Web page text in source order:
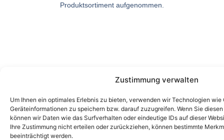
Zustimmung verwalten
Um Ihnen ein optimales Erlebnis zu bieten, verwenden wir Technologien wie
Geräteinformationen zu speichern bzw. darauf zuzugreifen. Wenn Sie
können wir Daten wie das Surfverhalten oder eindeutige IDs auf dieser
Ihre Zustimmung nicht erteilen oder zurückziehen, können bestimmte
beeinträchtigt werden.
Produktsortiment aufgenommen.
Sprechen Sie uns an
ie suchen für Ihre Exporte und Importe einen starken
Partner? Unsere Experten stehen Ihnen jederzeit